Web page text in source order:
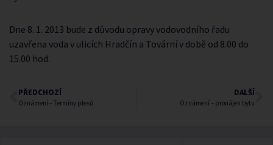
Dne 8. 1. 2013 bude z důvodu opravy vodovodního řadu
uzavřena voda v ulicích Hradčín a Tovární v době od 8.00 do
15.00 hod.
PŘEDCHOZÍ
Oznámení – Termíny plesů
DALŠÍ
Oznámení – pronájen bytu